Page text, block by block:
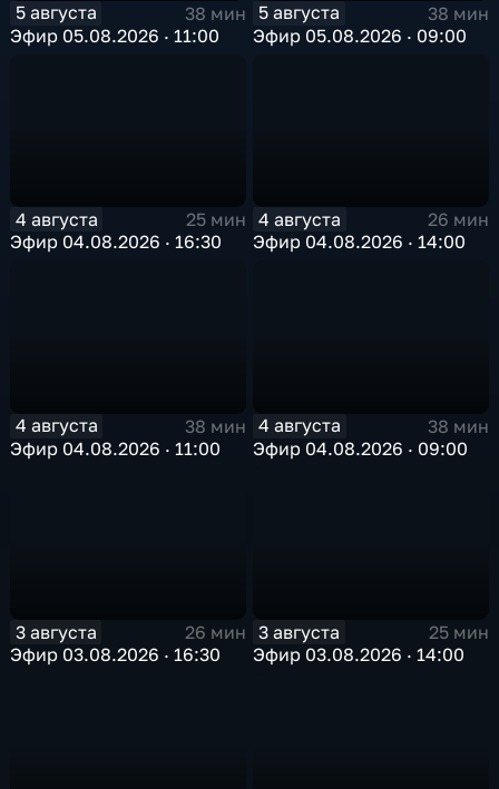
5 августа
38 мин
Эфир 05.08.2026 · 11:00
5 августа
38 мин
Эфир 05.08.2026 · 09:00
4 августа
25 мин
Эфир 04.08.2026 · 16:30
4 августа
26 мин
Эфир 04.08.2026 · 14:00
4 августа
38 мин
Эфир 04.08.2026 · 11:00
4 августа
38 мин
Эфир 04.08.2026 · 09:00
3 августа
26 мин
Эфир 03.08.2026 · 16:30
3 августа
25 мин
Эфир 03.08.2026 · 14:00